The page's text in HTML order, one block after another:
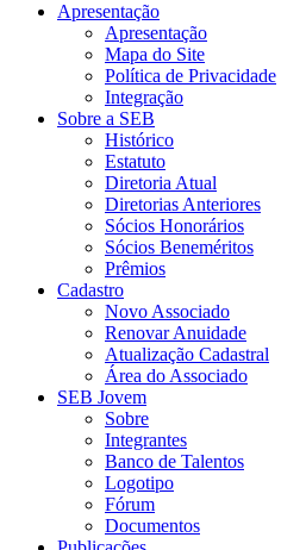
Apresentação
Apresentação
Mapa do Site
Política de Privacidade
Integração
Sobre a SEB
Histórico
Estatuto
Diretoria Atual
Diretorias Anteriores
Sócios Honorários
Sócios Beneméritos
Prêmios
Cadastro
Novo Associado
Renovar Anuidade
Atualização Cadastral
Área do Associado
SEB Jovem
Sobre
Integrantes
Banco de Talentos
Logotipo
Fórum
Documentos